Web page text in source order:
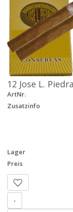
12 Jose L.
ArtNr.
Zusatzinfo
Lager
Preis
-